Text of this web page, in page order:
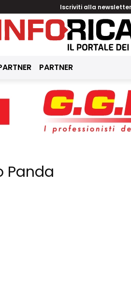
Iscriviti alla newsletter
PARTNER
Panda